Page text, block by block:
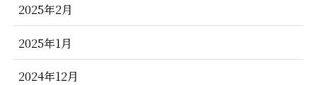
2025年2月
2025年1月
2024年12月